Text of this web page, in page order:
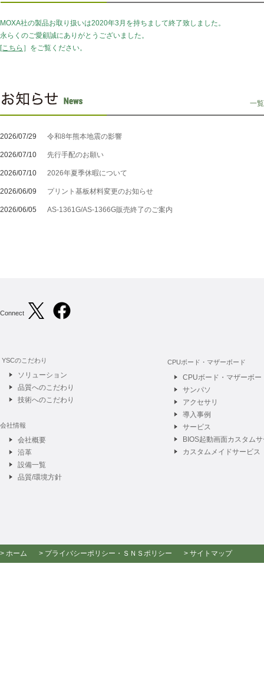
MOXA社の製品お取り扱いは2020年3月を持ちまして終了致しました。
永らくのご愛顧誠にありがとうございました。
[こちら ］をご覧ください。
一
2026/07/29 令和8年熊本地震の影響
2026/07/10 先行手配のお願い
2026/07/10 2026年夏季休暇について
2026/06/09 プリント基板材料変更のお知らせ
2026/06/05 AS-1361G/AS-1366G販売終了のご案内
Connect
YSCのこだわり
ソリューション
品質へのこだわり
技術へのこだわり
会社情報
会社概要
沿革
設備一覧
品質/環境方針
CPUボード・マザーボード
CPUボード・マザーボー
サンパソ
アクセサリ
導入事例
サービス
BIOS起動画面カスタム
カスタムメイドサービス
> ホーム > プライバシーポリシー ・ ＳＮＳポリシー > サイトマップ